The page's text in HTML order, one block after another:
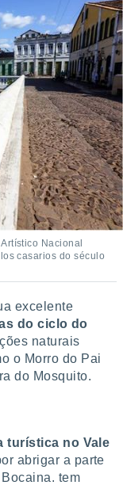
Nacional
casarios do século
excelente
do ciclo do
naturais
o Morro do Pai
do Mosquito.
turística no Vale
abrigar a parte
tem